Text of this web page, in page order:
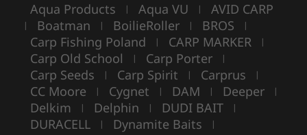
Aqua Products | Aqua VU | AVID CARP
| Boatman | BoilieRoller | BROS |
Carp Fishing Poland | CARP MARKER |
Carp Old School | Carp Porter |
Carp Seeds | Carp Spirit | Carprus |
CC Moore | Cygnet | DAM | Deeper |
Delkim | Delphin | DUDI BAIT |
DURACELL | Dynamite Baits |